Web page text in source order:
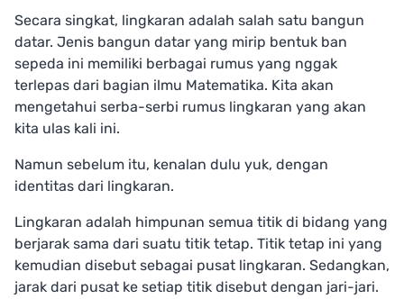
Secara singkat, lingkaran adalah salah satu bangun
datar. Jenis bangun datar yang mirip bentuk ban
sepeda ini memiliki berbagai rumus yang nggak
terlepas dari bagian ilmu Matematika. Kita akan
mengetahui serba-serbi rumus lingkaran yang akan
kita ulas kali ini.
Namun sebelum itu, kenalan dulu yuk, dengan
identitas dari lingkaran.
Lingkaran adalah himpunan semua titik di bidang yang
berjarak sama dari suatu titik tetap. Titik tetap ini yang
kemudian disebut sebagai pusat lingkaran. Sedangkan,
jarak dari pusat ke setiap titik disebut dengan jari-jari.